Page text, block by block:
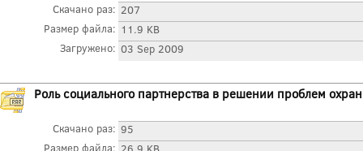
Скачано раз: 207
Размер файла: 11.9 KB
Загружено: 03 Sep 2009
Роль социального партнерства в решении проблем
Скачано раз: 95
Размер файла: